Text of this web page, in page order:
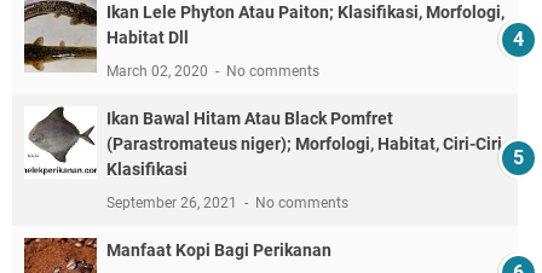
Ikan Lele Phyton Atau Paiton; Klasifikasi, Morfologi,
Habitat Dll
March 02, 2020 No comments
Ikan Bawal Hitam Atau Black Pomfret
(Parastromateus niger); Morfologi, Habitat, Ciri-Ciri,
Klasifikasi
September 26, 2021 No comments
Manfaat Kopi Bagi Perikanan